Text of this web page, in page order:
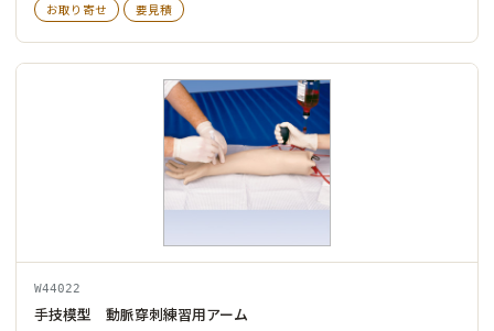
お取り寄せ 要見積
W44022
手技模型 動脈穿刺練習用アーム